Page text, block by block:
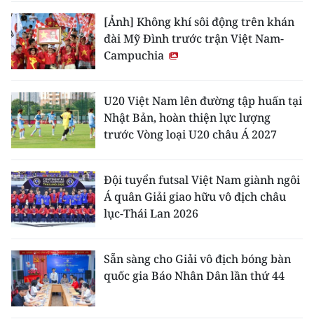
[Ảnh] Không khí sôi động trên khán
đài Mỹ Đình trước trận Việt Nam-
Campuchia
U20 Việt Nam lên đường tập huấn tại
Nhật Bản, hoàn thiện lực lượng
trước Vòng loại U20 châu Á 2027
Đội tuyển futsal Việt Nam giành ngôi
Á quân Giải giao hữu vô địch châu
lục-Thái Lan 2026
Sẵn sàng cho Giải vô địch bóng bàn
quốc gia Báo Nhân Dân lần thứ 44